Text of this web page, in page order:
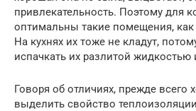
привлекательность. Поэтому для
оптимальны такие помещения, как
На кухнях их тоже не кладут,
испачкать их разлитой жидкостью
Говоря об отличиях, прежде всего
выделить свойство